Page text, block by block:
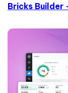
Bricks Builder